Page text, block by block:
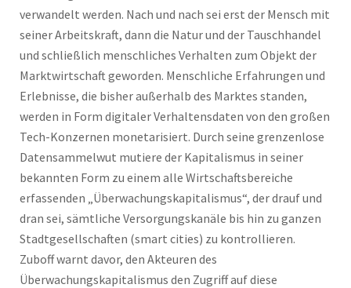
verwandelt werden. Nach und nach sei erst der Mensch mit
seiner Arbeitskraft, dann die Natur und der Tauschhandel
und schließlich menschliches Verhalten zum Objekt der
Marktwirtschaft geworden. Menschliche Erfahrungen und
Erlebnisse, die bisher außerhalb des Marktes standen,
werden in Form digitaler Verhaltensdaten von den großen
Tech-Konzernen monetarisiert. Durch seine grenzenlose
Datensammelwut mutiere der Kapitalismus in seiner
bekannten Form zu einem alle Wirtschaftsbereiche
erfassenden „Überwachungskapitalismus“, der drauf und
dran sei, sämtliche Versorgungskanäle bis hin zu ganzen
Stadtgesellschaften (smart cities) zu kontrollieren.
Zuboff warnt davor, den Akteuren des
Überwachungskapitalismus den Zugriff auf diese